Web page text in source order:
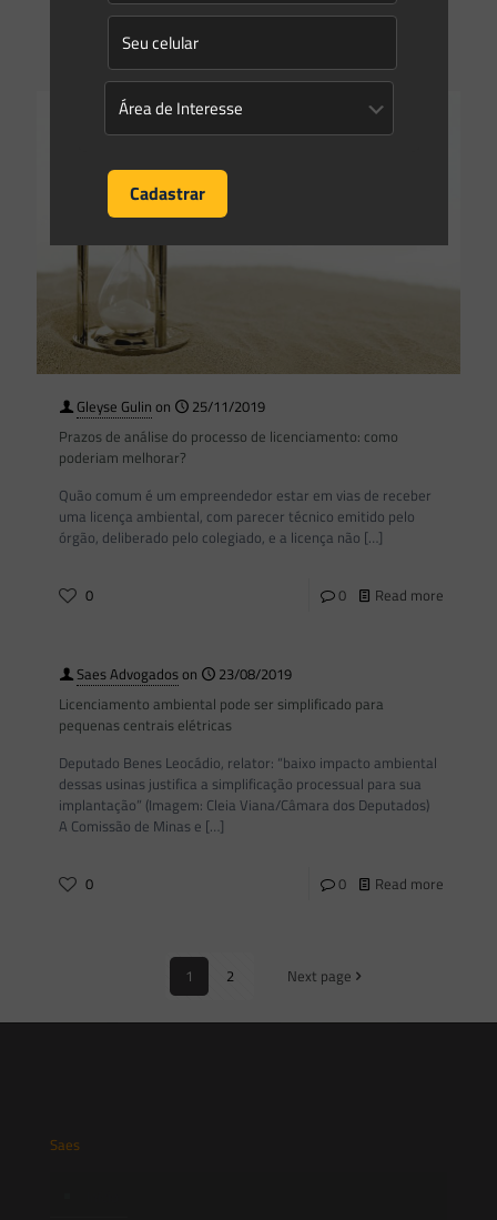
Gleyse Gulin on
25/11/2019
Prazos de análise do processo de licenciamento: como
poderiam melhorar?
Quão comum é um empreendedor estar em vias de receber
uma licença ambiental, com parecer técnico emitido pelo
órgão, deliberado pelo colegiado, e a licença não […]
0 0 Read more
Saes Advogadoson
23/08/2019
Licenciamento ambiental pode ser simplificado para
pequenas centrais elétricas
Deputado Benes Leocádio, relator: “baixo impacto ambiental
dessas usinas justifica a simplificação processual para sua
implantação” (Imagem: Cleia Viana/Câmara dos Deputados)
A Comissão de Minas e […]
0 0 Read more
1 2 Next page
Saes